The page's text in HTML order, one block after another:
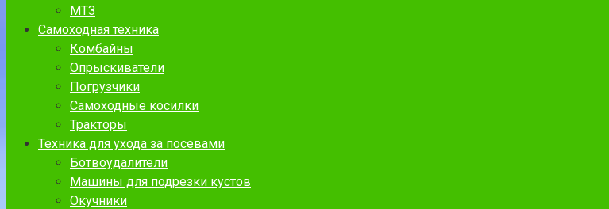
МТЗ
Самоходная техника
Комбайны
Опрыскиватели
Погрузчики
Самоходные косилки
Тракторы
Техника для ухода за посевами
Ботвоудалители
Машины для подрезки кустов
Окучники